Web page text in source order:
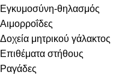
Εγκυμοσύνη-θηλασμός
Αιμορροΐδες
Δοχεία μητρικού γάλακτος
Επιθέματα στήθους
Ραγάδες